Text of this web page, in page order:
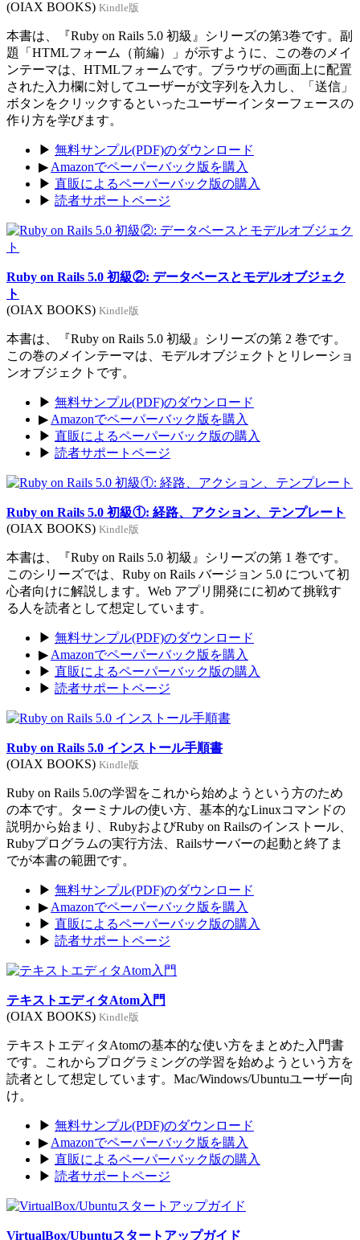
(OIAX BOOKS) Kindle版
本書は、『Ruby on Rails 5.0 初級』シリーズの第3巻です。副
題「HTMLフォーム（前編）」が示すように、この巻のメイ
ンテーマは、HTMLフォームです。ブラウザの画面上に配置
された入力欄に対してユーザーが文字列を入力し、「送信」
ボタンをクリックするといったユーザーインターフェースの
作り方を学びます。
▶ 無料サンプル(PDF)のダウンロード
▶ Amazonでペーパーバック版を購入
▶ 直販によるペーパーバック版の購入
▶ 読者サポートページ
Ruby on Rails 5.0 初級②: データベースとモデルオブジェク
ト
(OIAX BOOKS) Kindle版
本書は、『Ruby on Rails 5.0 初級』シリーズの第 2 巻です。
この巻のメインテーマは、モデルオブジェクトとリレーショ
ンオブジェクトです。
▶ 無料サンプル(PDF)のダウンロード
▶ Amazonでペーパーバック版を購入
▶ 直販によるペーパーバック版の購入
▶ 読者サポートページ
Ruby on Rails 5.0 初級①: 経路、アクション、テンプレート
(OIAX BOOKS) Kindle版
本書は、『Ruby on Rails 5.0 初級』シリーズの第 1 巻です。
このシリーズでは、Ruby on Rails バージョン 5.0 について初
心者向けに解説します。Web アプリ開発にに初めて挑戦す
る人を読者として想定しています。
▶ 無料サンプル(PDF)のダウンロード
▶ Amazonでペーパーバック版を購入
▶ 直販によるペーパーバック版の購入
▶ 読者サポートページ
Ruby on Rails 5.0 インストール手順書
(OIAX BOOKS) Kindle版
Ruby on Rails 5.0の学習をこれから始めようという方のため
の本です。ターミナルの使い方、基本的なLinuxコマンドの
説明から始まり、RubyおよびRuby on Railsのインストール、
Rubyプログラムの実行方法、Railsサーバーの起動と終了ま
でが本書の範囲です。
▶ 無料サンプル(PDF)のダウンロード
▶ Amazonでペーパーバック版を購入
▶ 直販によるペーパーバック版の購入
▶ 読者サポートページ
テキストエディタAtom入門
(OIAX BOOKS) Kindle版
テキストエディタAtomの基本的な使い方をまとめた入門書
です。これからプログラミングの学習を始めようという方を
読者として想定しています。Mac/Windows/Ubuntuユーザー向
け。
▶ 無料サンプル(PDF)のダウンロード
▶ Amazonでペーパーバック版を購入
▶ 直販によるペーパーバック版の購入
▶ 読者サポートページ
VirtualBox/Ubuntuスタートアップガイド